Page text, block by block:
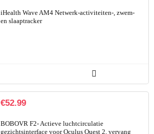
iHealth Wave AM4 Netwerk-activiteiten-, zwem-
en slaaptracker
€52.99
BOBOVR F2- Actieve luchtcirculatie
gezichtsinterface voor Oculus Quest 2, vervang